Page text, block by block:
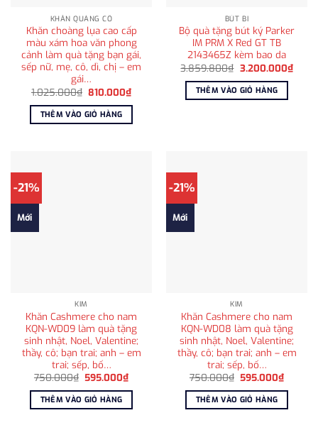
KHĂN QUÀNG CỔ
Khăn choàng lụa cao cấp
màu xám hoa văn phong
cảnh làm quà tặng bạn gái,
sếp nữ, mẹ, cô, dì, chị – em
gái…
1.025.000₫ Giá
là:
1.025.000₫.
810.000₫Giá
hiện
tại
810.000₫.
THÊM VÀO GIỎ HÀNG
BÚT BI
Bộ quà tặng bút ký Parker
IM PRM X Red GT TB
2143465Z kèm bao da
3.859.800₫ Giá
là:
3.859.800₫.
3.200.000₫Giá
hiện
THÊM VÀO GIỎ HÀNG
-21%
Mới
KIM
Khăn Cashmere cho nam
KQN-WD09 làm quà tặng
sinh nhật, Noel, Valentine;
thầy, cô; bạn trai; anh – em
trai; sếp, bố…
750.000₫ Giá
là:
750.000₫.
595.000₫Giá
tại
THÊM VÀO GIỎ HÀNG
-21%
Mới
KIM
Khăn Cashmere cho nam
KQN-WD08 làm quà tặng
sinh nhật, Noel, Valentine;
thầy, cô; bạn trai; anh – em
trai; sếp, bố…
750.000₫ Giá
là:
750.000₫.
595.000₫Giá
tại
THÊM VÀO GIỎ HÀNG